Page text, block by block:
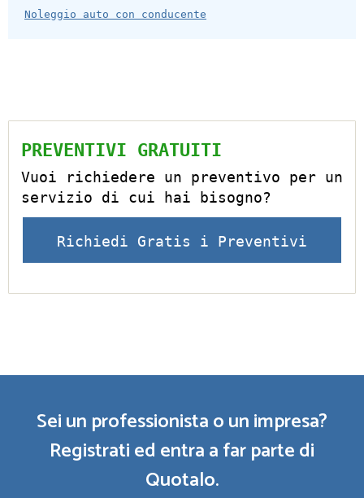
Noleggio auto con conducente
PREVENTIVI GRATUITI
Vuoi richiedere un preventivo per un
servizio di cui hai bisogno?
Richiedi Gratis i Preventivi
Sei un professionista o un impresa?
Registrati ed entra a far parte di
Quotalo.